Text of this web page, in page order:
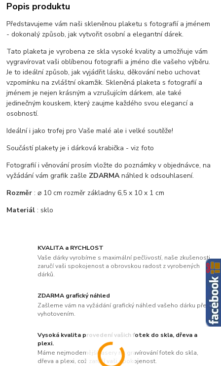
KVALITA a RYCHLOST
Vaše dárky vyrobíme s maximální pečlivostí, naše zkušenosti
zaručí vaši spokojenost a obrovskou radost z vyrobených
dárků.
ZDARMA grafický náhled
Zašleme vám na vyžádání grafický náhled vašeho dárku před
vyhotovením.
Vysoká kvalita provedení vašich fotek do skla, dřeva a
plexi.
Máme nejmodernější lasery na gravírování fotek do skla,
dřeva a plexi, což zaručí vaši spokojenost.
Popis produktu
Představujeme vám naši skleněnou plaketu s fotografií a jménem
- dokonalý způsob, jak vytvořit osobní a elegantní dárek.
Tato plaketa je vyrobena ze skla vysoké kvality a umožňuje vám
vygravírovat vaši oblíbenou fotografii a jméno dle vašeho výběru.
Je to ideální způsob, jak vyjádřit lásku, děkování nebo uchovat
vzpomínku na zvláštní okamžik. Skleněná plaketa s fotografií a
jménem je nejen krásným a vzrušujícím dárkem, ale také
jedinečným kouskem, který zaujme každého svou elegancí a
osobností.
Ideální i jako trofej pro Vaše malé ale i velké soutěže!
Součástí plakety je i dárková krabička - viz foto
Fotografií i věnování prosím vložte do poznámky v objednávce, na
vyžádání vám grafik zašle ZDARMAnáhled k odsouhlasení.
Rozměr: ⌀ 10 cm rozměr základny 6,5 x 10 x 1 cm
Materiál: sklo